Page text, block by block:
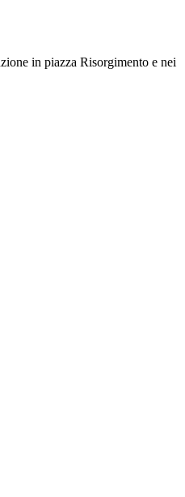
in piazza Risorgimento e nei